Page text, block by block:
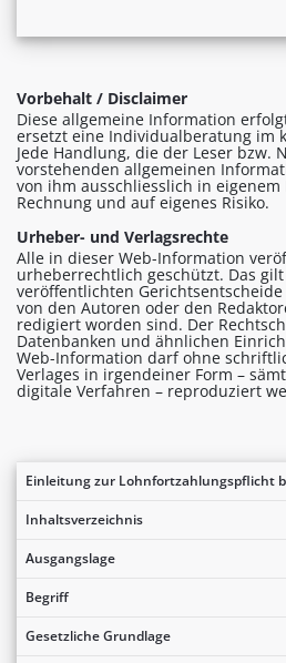
Einleitung zur Lohnfortzahlungspflicht
Inhaltsverzeichnis
Ausgangslage
Begriff
Gesetzliche Grundlage
Vorbehalt / Disclaimer
Diese allgemeine Information
ersetzt eine Individualberatung im
Jede Handlung, die der Leser bzw.
vorstehenden allgemeinen
von ihm ausschliesslich in
Rechnung und auf eigenes Risiko.
Urheber- und Verlagsrechte
Alle in dieser Web-Information
urheberrechtlich geschützt. Das
veröffentlichten
von den Autoren oder den
redigiert worden sind. Der
Datenbanken und ähnlichen
Web-Information darf ohne
Verlages in irgendeiner Form –
digitale Verfahren – reproduziert